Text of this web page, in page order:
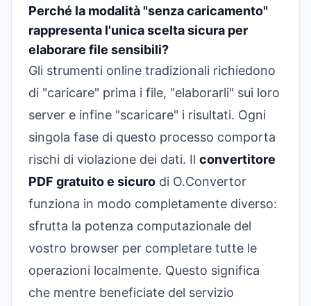
Perché la modalità "senza caricamento"
rappresenta l'unica scelta sicura per
elaborare file sensibili?
Gli strumenti online tradizionali richiedono
di "caricare" prima i file, "elaborarli" sui loro
server e infine "scaricare" i risultati. Ogni
singola fase di questo processo comporta
rischi di violazione dei dati. Il convertitore
PDF gratuito e sicuro di O.Convertor
funziona in modo completamente diverso:
sfrutta la potenza computazionale del
vostro browser per completare tutte le
operazioni localmente. Questo significa
che mentre beneficiate del servizio